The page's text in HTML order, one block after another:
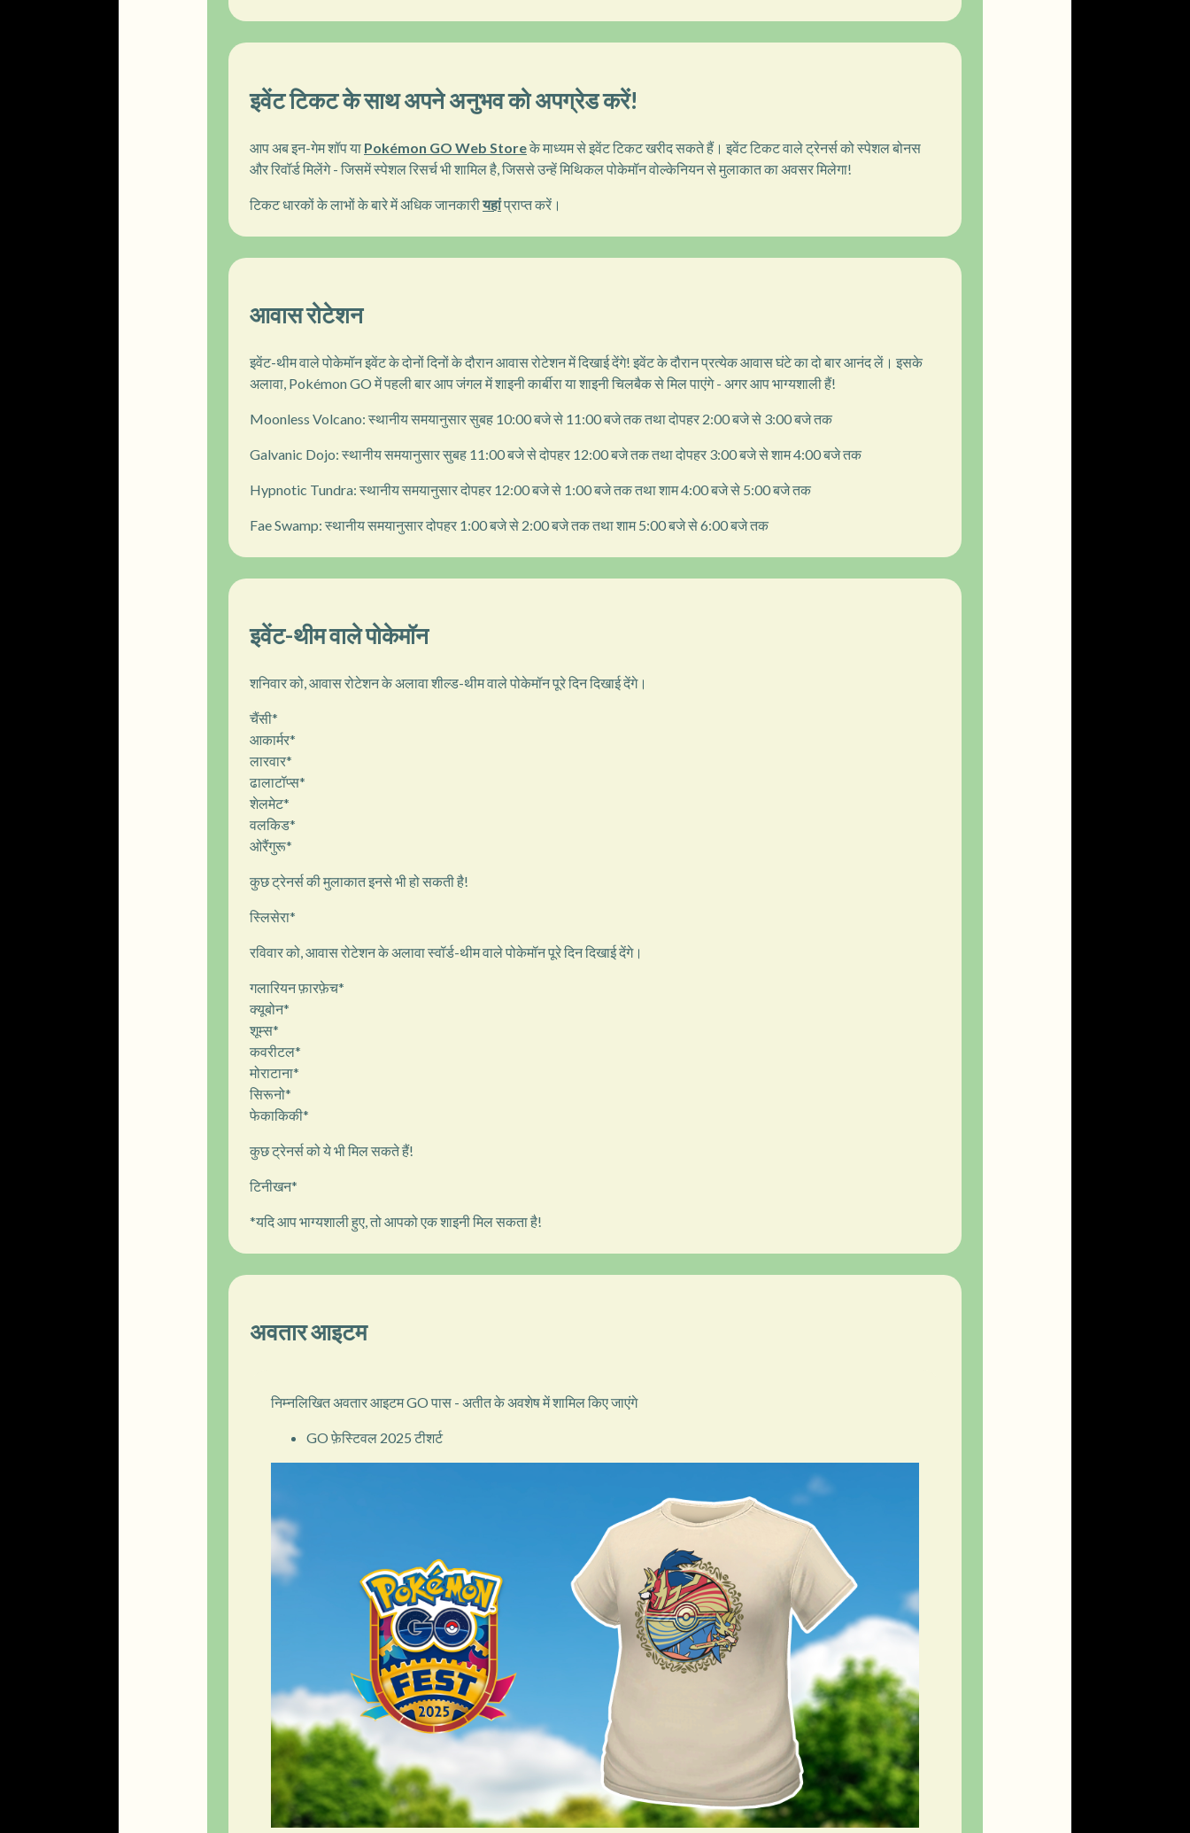
इवेंट टिकट के साथ अपने अनुभव को अपग्रेड करें!
आप अब इन-गेम शॉप या Pokémon GO Web Storeके माध्यम से इवेंट टिकट खरीद सकते हैं। इवेंट टिकट वाले ट्रेनर्स को स्पेशल बोनस
और रिवॉर्ड मिलेंगे - जिसमें स्पेशल रिसर्च भी शामिल है, जिससे उन्हें मिथिकल पोकेमॉन वोल्केनियन से मुलाकात का अवसर मिलेगा!
टिकट धारकों के लाभों के बारे में अधिक जानकारीयहांप्राप्त करें।
आवास रोटेशन
इवेंट-थीम वाले पोकेमॉन इवेंट के दोनों दिनों के दौरान आवास रोटेशन में दिखाई देंगे! इवेंट के दौरान प्रत्येक आवास घंटे का दो बार आनंद लें। इसके
अलावा, Pokémon GO में पहली बार आप जंगल में शाइनी कार्बीरा या शाइनी चिलबैक से मिल पाएंगे - अगर आप भाग्यशाली हैं!
Moonless Volcano: स्थानीय समयानुसार सुबह 10:00 बजे से 11:00 बजे तक तथा दोपहर 2:00 बजे से 3:00 बजे तक
Galvanic Dojo: स्थानीय समयानुसार सुबह 11:00 बजे से दोपहर 12:00 बजे तक तथा दोपहर 3:00 बजे से शाम 4:00 बजे तक
Hypnotic Tundra: स्थानीय समयानुसार दोपहर 12:00 बजे से 1:00 बजे तक तथा शाम 4:00 बजे से 5:00 बजे तक
Fae Swamp: स्थानीय समयानुसार दोपहर 1:00 बजे से 2:00 बजे तक तथा शाम 5:00 बजे से 6:00 बजे तक
इवेंट-थीम वाले पोकेमॉन
शनिवार को, आवास रोटेशन के अलावा शील्ड-थीम वाले पोकेमॉन पूरे दिन दिखाई देंगे।
चैंसी*
आकार्मर*
लारवार*
ढालाटॉप्स*
शेलमेट*
वलकिड*
ओरैंगुरू*
कुछ ट्रेनर्स की मुलाकात इनसे भी हो सकती है!
स्लिसेरा*
रविवार को, आवास रोटेशन के अलावा स्वॉर्ड-थीम वाले पोकेमॉन पूरे दिन दिखाई देंगे।
गलारियन फ़ारफ़ेच*
क्यूबोन*
शूम्स*
कवरीटल*
मोराटाना*
सिरूनो*
फेकाकिकी*
कुछ ट्रेनर्स को ये भी मिल सकते हैं!
टिनीखन*
*यदि आप भाग्यशाली हुए, तो आपको एक शाइनी मिल सकता है!
अवतार आइटम
निम्नलिखित अवतार आइटम GO पास - अतीत के अवशेष में शामिल किए जाएंगे
GO फ़ेस्टिवल 2025 टीशर्ट